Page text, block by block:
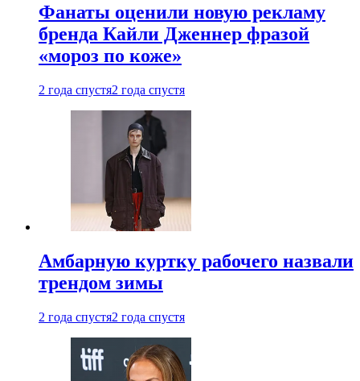
Фанаты оценили новую рекламу
бренда Кайли Дженнер фразой
«мороз по коже»
2 года спустя2 года спустя
Амбарную куртку рабочего назвали
трендом зимы
2 года спустя2 года спустя